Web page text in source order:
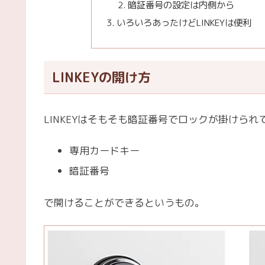
暗証番号の設定は内側から
いろいろあったけどLINKEYは便利
LINKEYの開け方
LINKEYはそもそも暗証番号でロックが掛けられ
専用カードキー
暗証番号
で開けることができるというもの。